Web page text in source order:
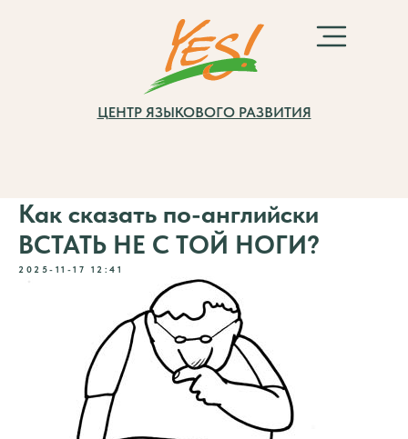
ЦЕНТР ЯЗЫКОВОГО РАЗВИТИЯ
Как сказать по-английски
ВСТАТЬ НЕ С ТОЙ НОГИ?
2025-11-17 12:41